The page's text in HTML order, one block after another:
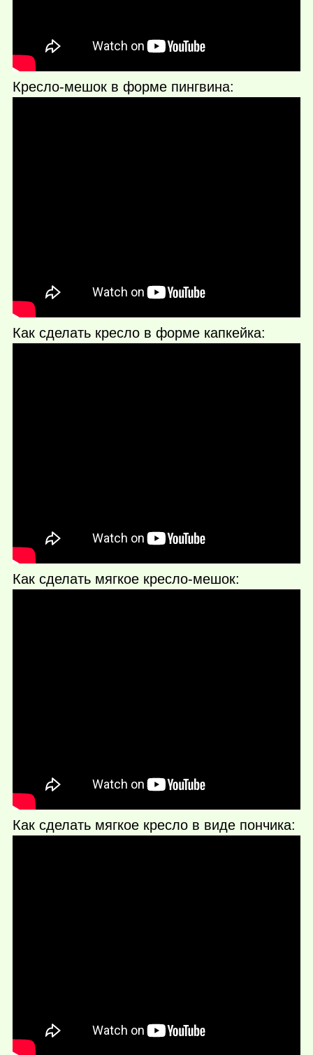
Кресло-мешок в форме пингвина:
Как сделать кресло в форме капкейка:
Как сделать мягкое кресло-мешок:
Как сделать мягкое кресло в виде пончика: